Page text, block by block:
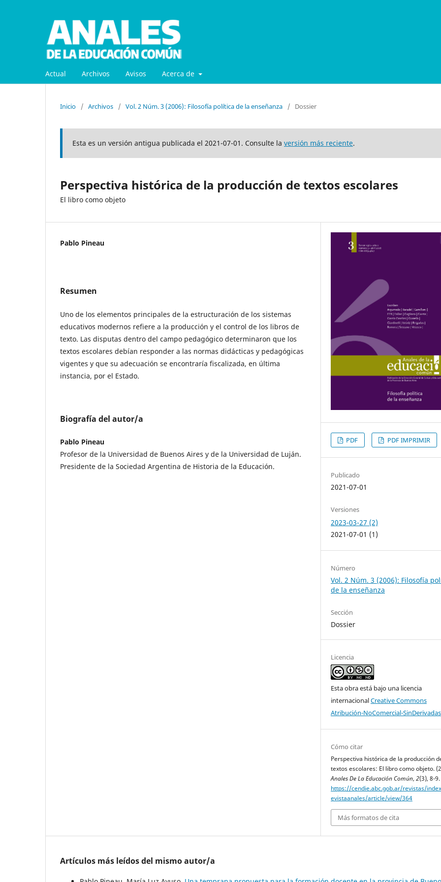
Actual Archivos Avisos Acerca de
Inicio / Archivos / Vol. 2 Núm. 3 (2006): Filosofía política de la enseñanza / Dossier
Esta es un versión antigua publicada el 2021-07-01. Consulte la versión más reciente.
Perspectiva histórica de la producción de textos escolares
El libro como objeto
Pablo Pineau
Resumen
Uno de los elementos principales de la estructuración de los sistemas
educativos modernos refiere a la producción y el control de los libros de
texto. Las disputas dentro del campo pedagógico determinaron que los
textos escolares debían responder a las normas didácticas y pedagógicas
vigentes y que su adecuación se encontraría fiscalizada, en última
instancia, por el Estado.
Biografía del autor/a
Pablo Pineau
Profesor de la Universidad de Buenos Aires y de la Universidad de Luján.
Presidente de la Sociedad Argentina de Historia de la Educación.
PDF PDF IMPRIMIR
Publicado
2021-07-01
Versiones
2023-03-27 (2)
2021-07-01 (1)
Número
Vol. 2 Núm. 3 (2006): Filosofía
de la enseñanza
Sección
Dossier
Licencia
Esta obra está bajo una licencia
internacionalCreative Commons
Atribución-NoComercial-
Cómo citar
Perspectiva histórica de la producción
textos escolares: El libro como objeto.
Anales De La Educación Común, 2(3), 8-9.
https://cendie.abc.gob.ar/revistas/
evistaanales/article/view/364
Más formatos de cita
Artículos más leídos del mismo autor/a